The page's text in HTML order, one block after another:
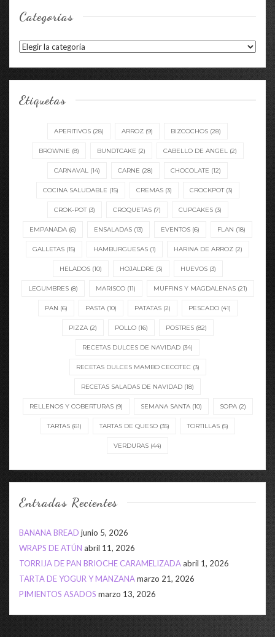
Categorías
Categorías
Etiquetas
APERITIVOS (28) ARROZ (9) BIZCOCHOS (28)
BROWNIE (8) BUNDTCAKE (2) CABELLO DE ANGEL(2)
CARNAVAL (14) CARNE (28) CHOCOLATE (12)
COCINA SALUDABLE (15) CREMAS(3) CROCKPOT(3)
CROK-POT(3) CROQUETAS(7) CUPCAKES(3)
EMPANADA (6) ENSALADAS (13) EVENTOS (6) FLAN (18)
GALLETAS (15) HAMBURGUESAS (1) HARINA DE ARROZ (2)
HELADOS(10) HOJALDRE (3) HUEVOS(3)
LEGUMBRES(8) MARISCO(11) MUFFINS Y MAGDALENAS(21)
PAN (6) PASTA(10) PATATAS(2) PESCADO(41)
PIZZA(2) POLLO(16) POSTRES(82)
RECETAS DULCES DE NAVIDAD (34)
RECETAS DULCES MAMBO CECOTEC (3)
RECETAS SALADAS DE NAVIDAD (18)
RELLENOS Y COBERTURAS(9) SEMANA SANTA(10) SOPA(2)
TARTAS(61) TARTAS DE QUESO(35) TORTILLAS(5)
VERDURAS (44)
Entradas Recientes
BANANA BREAD junio 5, 2026
WRAPS DE ATÚN abril 11, 2026
TORRIJA DE PAN BRIOCHE CARAMELIZADAabril 1, 2026
TARTA DE YOGUR Y MANZANAmarzo 21, 2026
PIMIENTOS ASADOS marzo 13, 2026